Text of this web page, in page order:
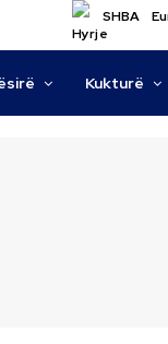
SHBA
Kukturë